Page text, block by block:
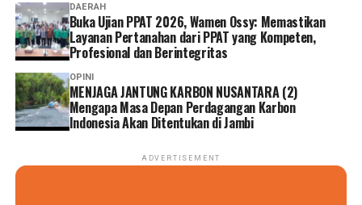
DAERAH
Buka Ujian PPAT 2026, Wamen Ossy: Memastikan
Layanan Pertanahan dari PPAT yang Kompeten,
Profesional dan Berintegritas
OPINI
MENJAGA JANTUNG KARBON NUSANTARA (2)
Mengapa Masa Depan Perdagangan Karbon
Indonesia Akan Ditentukan di Jambi
ADVERTISEMENT